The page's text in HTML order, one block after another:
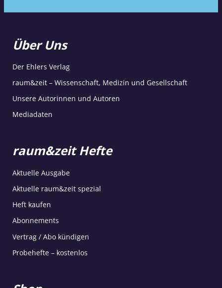
Über Uns
Der Ehlers Verlag
raum&zeit – Wissenschaft, Medizin und Gesellschaft
Unsere Autorinnen und Autoren
Mediadaten
raum&zeit Hefte
Aktuelle Ausgabe
Aktuelle raum&zeit spezial
Heft kaufen
Abonnements
Vertrag / Abo kündigen
Probehefte – kostenlos